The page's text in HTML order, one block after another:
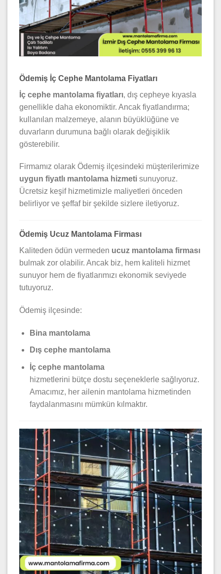
Ödemiş İç Cephe Mantolama Fiyatları
İç cephe mantolama fiyatları, dış cepheye kıyasla
genellikle daha ekonomiktir. Ancak fiyatlandırma;
kullanılan malzemeye, alanın büyüklüğüne ve
duvarların durumuna bağlı olarak değişiklik
gösterebilir.
Firmamız olarak Ödemiş ilçesindeki müşterilerimize
uygun fiyatlı mantolama hizmeti sunuyoruz.
Ücretsiz keşif hizmetimizle maliyetleri önceden
belirliyor ve şeffaf bir şekilde sizlere iletiyoruz.
Ödemiş Ucuz Mantolama Firması
Kaliteden ödün vermeden ucuz mantolama firması
bulmak zor olabilir. Ancak biz, hem kaliteli hizmet
sunuyor hem de fiyatlarımızı ekonomik seviyede
tutuyoruz.
Ödemiş ilçesinde:
Bina mantolama
Dış cephe mantolama
İç cephe mantolama
hizmetlerini bütçe dostu seçeneklerle sağlıyoruz.
Amacımız, her ailenin mantolama hizmetinden
faydalanmasını mümkün kılmaktır.